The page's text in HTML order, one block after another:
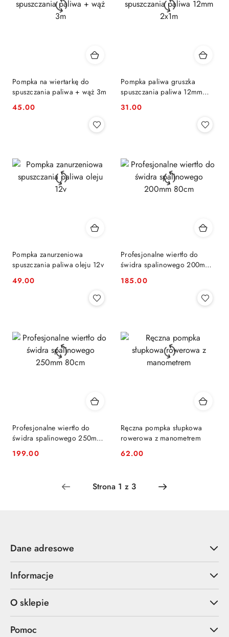
Pompka na wiertarkę do
spuszczania paliwa + wąż 3m
Cena:
45.00
Pompka paliwa gruszka
spuszczania paliwa 12mm
Cena:
31.00
Pompka zanurzeniowa
spuszczania paliwa oleju 12v
Cena:
49.00
Profesjonalne wiertło do
świdra spalinowego 200mm
Cena:
185.00
Profesjonalne wiertło do
świdra spalinowego 250mm
Cena:
199.00
Ręczna pompka słupkowa
rowerowa z manometrem
Cena:
62.00
Dane adresowe
Informacje
O sklepie
Pomoc